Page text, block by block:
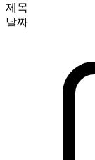
제목
날짜